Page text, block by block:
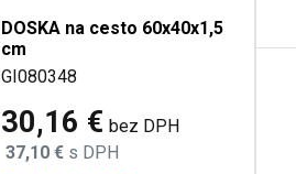
DOSKA na cesto 60x40x1,5
cm
GI080348
30,16 € bez DPH
37,10 € s DPH